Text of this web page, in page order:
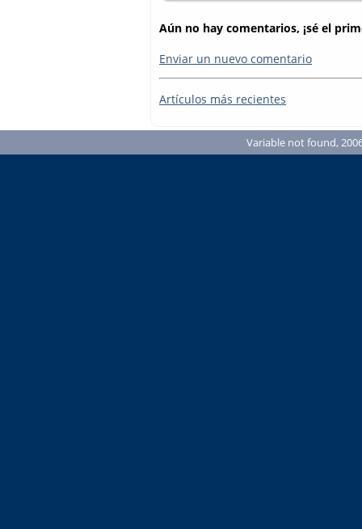
Aún no hay comentarios, ¡sé el
Enviar un nuevo comentario
Artículos más recientes
Variable not found,